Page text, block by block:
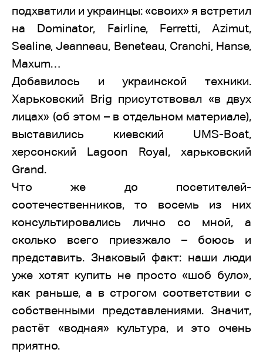
подхватили и украинцы: «своих» я встретил
на Dominator, Fairline, Ferretti, Azimut,
Sealine, Jeanneau, Beneteau, Cranchi, Hanse,
Maxum…
Добавилось и украинской техники.
Харьковский Brig присутствовал «в двух
лицах» (об этом – в отдельном материале),
выставились киевский UMS-Boat,
херсонский Lagoon Royal, харьковский
Grand.
Что же до посетителей-
соотечественников, то восемь из них
консультировались лично со мной, а
сколько всего приезжало – боюсь и
представить. Знаковый факт: наши люди
уже хотят купить не просто «шоб було»,
как раньше, а в строгом соответствии с
собственными представлениями. Значит,
растёт «водная» культура, и это очень
приятно.